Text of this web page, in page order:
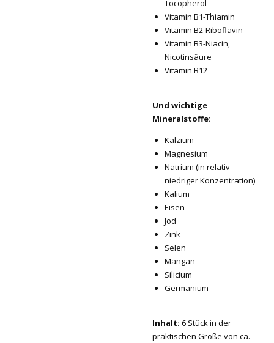
Tocopherol
Vitamin B1-Thiamin
Vitamin B2-Riboflavin
Vitamin B3-Niacin,
Nicotinsäure
Vitamin B12
Und wichtige
Mineralstoffe:
Kalzium
Magnesium
Natrium (in relativ
niedriger Konzentration)
Kalium
Eisen
Jod
Zink
Selen
Mangan
Silicium
Germanium
Inhalt: 6 Stück in der
praktischen Größe von ca.